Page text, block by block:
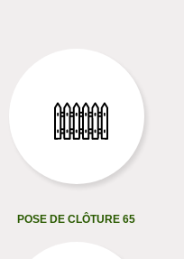
POSE DE CLÔTURE 65